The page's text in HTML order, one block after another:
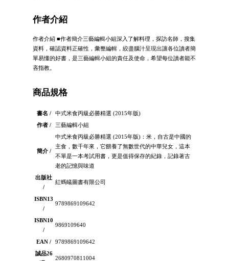
作者介紹
作者介紹 ■作者簡介三藝編輯小組深入了解料理，探訪名師，搜集
資料，確認資料正確性，彙整編輯，絞盡腦汁呈現出讓各位讀者簡
單易懂的好書，是三藝編輯小組的責任及使命，希望每位讀者能不
吝指教。
商品規格
書名 /
中式米食丙級必勝精選 (2015年版)
作者 /
三藝編輯小組
簡介 /
中式米食丙級必勝精選 (2015年版)：米，自古是中國的
主食，數千年來，它餵養了無數世代的中華兒女，這本
不單是一本考試用書，更是值得保存的紀錄，記錄著古
老的記憶與味道
出版社
/
紅螞蟻圖書有限公司
ISBN13
/
9789869109642
ISBN10
/
9869109640
EAN /
9789869109642
誠品26
2680970811004